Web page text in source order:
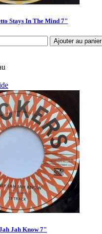
Stays In The Mind 7"
Ajouter au panier
Jah Know 7"